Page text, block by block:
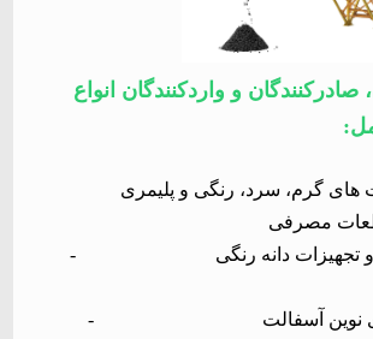
صادرکنندگان و واردکنندگان انواع
:
های گرم، سرد، رنگی و پلیمری
مصرفی
دانه رنگی
-
نوین آسفالت
-